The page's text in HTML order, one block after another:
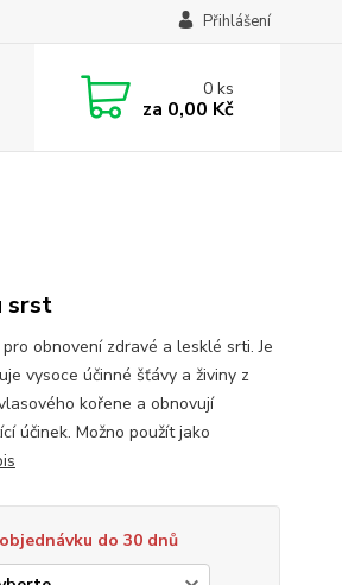
Přihlášení
0ks
za 0,00 Kč
srst
obnovení zdravé a lesklé srti. Je
vysoce účinné šťávy a živiny z
kořene a obnovují
účinek. Možno použít jako
do 30 dnů